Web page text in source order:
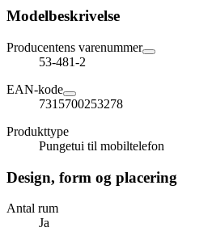
Modelbeskrivelse
Producentens varenummer
53-481-2
EAN-kode
7315700253278
Produkttype
Pungetui til mobiltelefon
Design, form og placering
Antal rum
Ja